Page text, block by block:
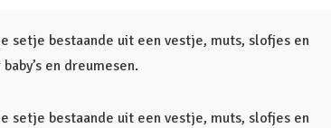
setje bestaande uit een vestje, muts, slofjes en
en dreumesen.
setje bestaande uit een vestje, muts, slofjes en